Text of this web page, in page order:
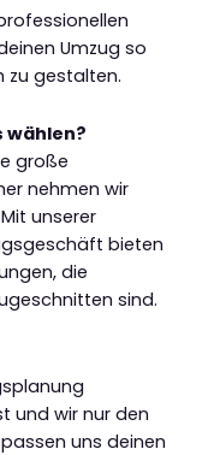
Umzug so
zu gestalten.
wählen?
große
nehmen wir
unserer
bieten
die
sind.
und wir nur den
uns deinen